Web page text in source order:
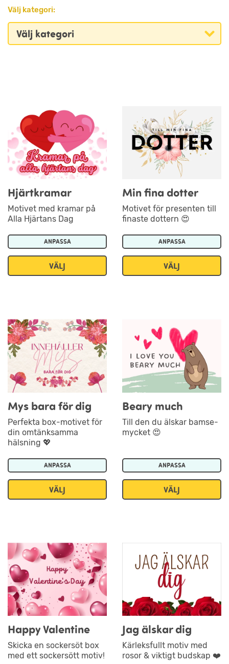
Välj kategori:
Hjärtkramar
Motivet med kramar på
Alla Hjärtans Dag
ANPASSA
VÄLJ
Min fina dotter
Motivet för presenten till
finaste dottern 😍
ANPASSA
VÄLJ
Mys bara för dig
Perfekta box-motivet för
din omtänksamma
hälsning 💖
ANPASSA
VÄLJ
Beary much
Till den du älskar bamse-
mycket 😍
ANPASSA
VÄLJ
Happy Valentine
Skicka en sockersöt box
med ett sockersött motiv!
Jag älskar dig
Kärleksfullt motiv med
rosor & viktigt budskap ❤️